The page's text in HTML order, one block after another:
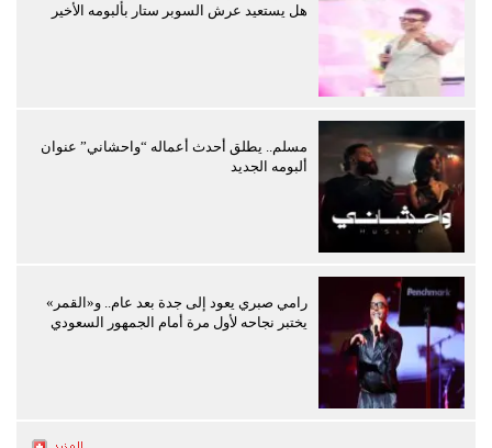
هل يستعيد عرش السوبر ستار بألبومه الأخير
مسلم.. يطلق أحدث أعماله “واحشاني” عنوان
ألبومه الجديد
رامي صبري يعود إلى جدة بعد عام.. و«القمر»
يختبر نجاحه لأول مرة أمام الجمهور السعودي